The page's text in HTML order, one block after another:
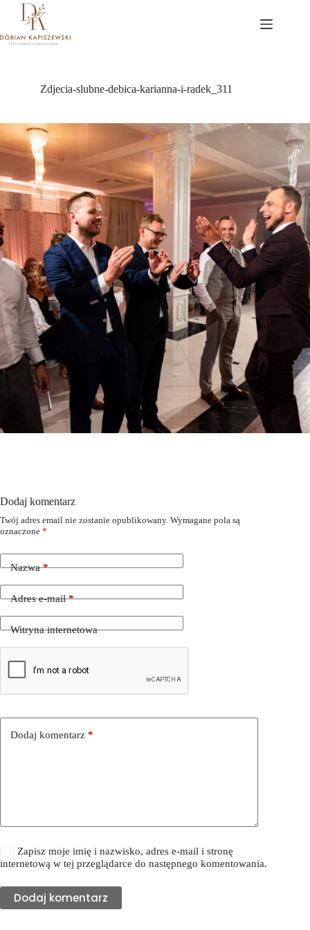
Przejdź
Zdjecia-slubne-debica-karianna-i-radek_311
Dodaj komentarz
Twój adres email nie zostanie opublikowany. Wymagane pola są
oznaczone *
Nazwa*
Adres e-mail*
Witryna internetowa
Dodaj komentarz *
Zapisz moje imię i nazwisko, adres e-mail i stronę
internetową w tej przeglądarce do następnego komentowania.
Dodaj komentarz